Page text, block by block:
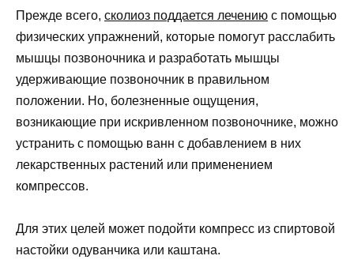
Прежде всего, сколиоз поддается лечению с помощью
физических упражнений, которые помогут расслабить
мышцы позвоночника и разработать мышцы
удерживающие позвоночник в правильном
положении. Но, болезненные ощущения,
возникающие при искривленном позвоночнике, можно
устранить с помощью ванн с добавлением в них
лекарственных растений или применением
компрессов.
Для этих целей может подойти компресс из спиртовой
настойки одуванчика или каштана.